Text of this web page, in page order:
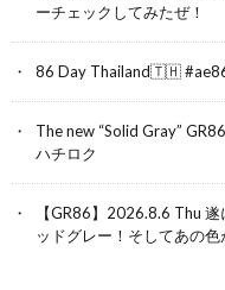
ーチェックしてみたぜ！
86 Day Thailand🇹🇭
The new “Solid Gray”
ハチロク
【GR86】2026.8.6 Thu
ッドグレー！そしてあの